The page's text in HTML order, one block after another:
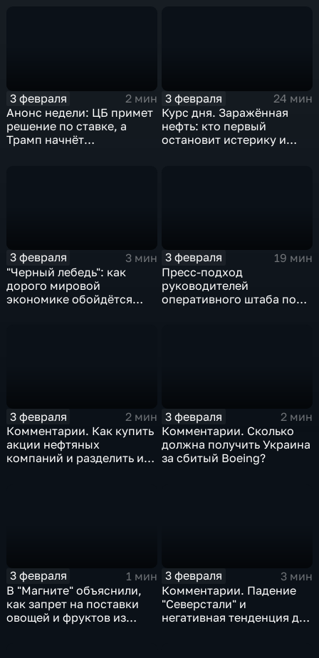
3 февраля
2 мин
Анонс недели: ЦБ примет
решение по ставке, а
Трамп начнёт
3 февраля
24 мин
Курс дня. Заражённая
нефть: кто первый
остановит истерику и
3 февраля
3 мин
"Черный лебедь": как
дорого мировой
экономике обойдётся
3 февраля
19 мин
Пресс-подход
руководителей
оперативного штаба по
3 февраля
2 мин
Комментарии. Как купить
акции нефтяных
компаний и разделить их
3 февраля
2 мин
Комментарии. Сколько
должна получить Украина
за сбитый Boeing?
3 февраля
1 мин
В "Магните" объяснили,
как запрет на поставки
овощей и фруктов из
3 февраля
3 мин
Комментарии. Падение
"Северстали" и
негативная тенденция для